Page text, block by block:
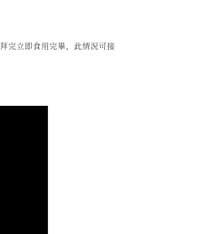
完立即食用完畢，此情況可接